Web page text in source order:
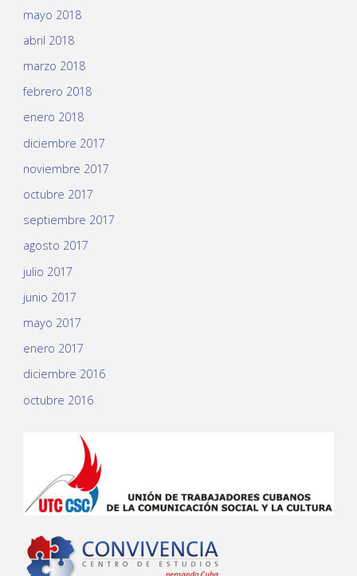
mayo 2018
abril 2018
marzo 2018
febrero 2018
enero 2018
diciembre 2017
noviembre 2017
octubre 2017
septiembre 2017
agosto 2017
julio 2017
junio 2017
mayo 2017
enero 2017
diciembre 2016
octubre 2016